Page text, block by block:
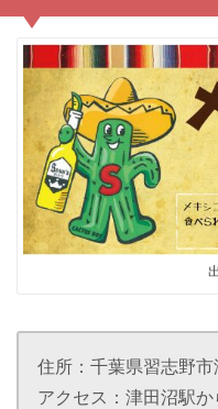
住所：千葉県習志野
アクセス：津田沼駅